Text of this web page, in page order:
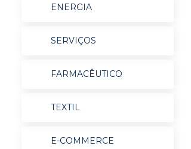
ENERGIA
SERVIÇOS
FARMACÊUTICO
TEXTIL
E-COMMERCE